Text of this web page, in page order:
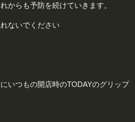
からも予防を続けていきます。
ないでください
いつもの開店時のTODAYのグリップ